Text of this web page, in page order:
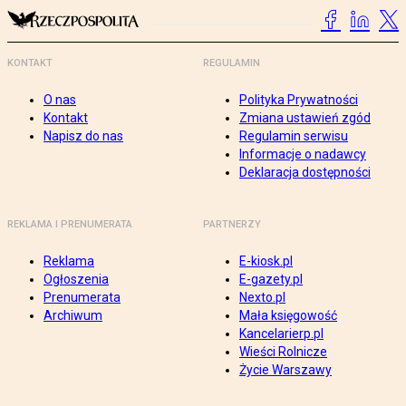
KONTAKT
O nas
Kontakt
Napisz do nas
REGULAMIN
Polityka Prywatności
Zmiana ustawień zgód
Regulamin serwisu
Informacje o nadawcy
Deklaracja dostępności
REKLAMA I PRENUMERATA
Reklama
Ogłoszenia
Prenumerata
Archiwum
PARTNERZY
E-kiosk.pl
E-gazety.pl
Nexto.pl
Mała księgowość
Kancelarierp.pl
Wieści Rolnicze
Życie Warszawy